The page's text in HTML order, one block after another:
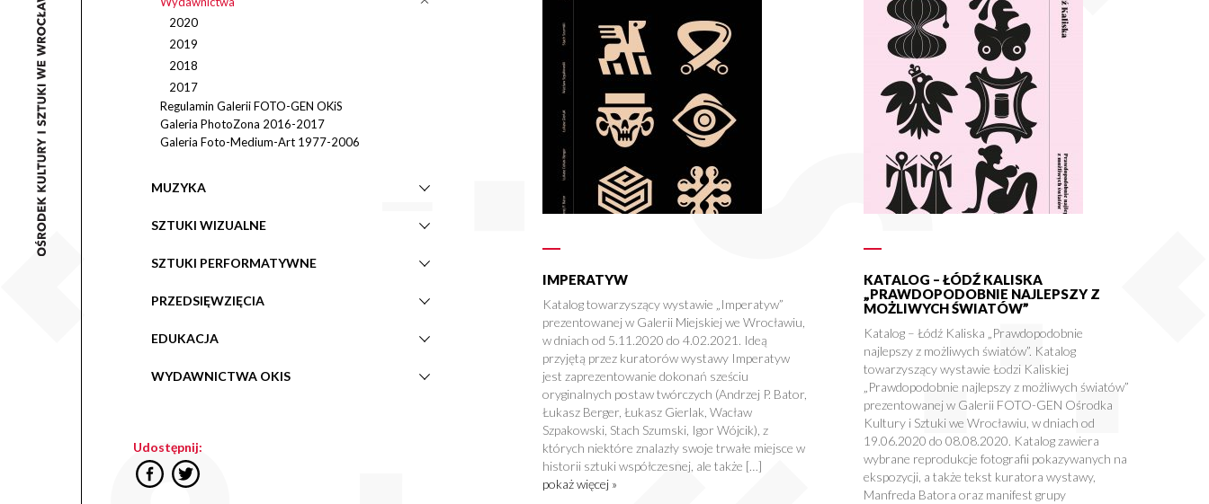
2020
2019
2018
2017
Regulamin Galerii FOTO-GEN OKiS
Galeria PhotoZona 2016-2017
Galeria Foto-Medium-Art 1977-2006
MUZYKA
SZTUKI WIZUALNE
SZTUKI PERFORMATYWNE
PRZEDSIĘWZIĘCIA
EDUKACJA
WYDAWNICTWA OKIS
Udostępnij:
IMPERATYW
Katalog towarzyszący wystawie „Imperatyw”
prezentowanej w Galerii Miejskiej we Wrocławiu,
w dniach od 5.11.2020 do 4.02.2021. Ideą
przyjętą przez kuratorów wystawy Imperatyw
jest zaprezentowanie dokonań sześciu
oryginalnych postaw twórczych (Andrzej P. Bator,
Łukasz Berger, Łukasz Gierlak, Wacław
Szpakowski, Stach Szumski, Igor Wójcik), z
których niektóre znalazły swoje trwałe miejsce w
historii sztuki współczesnej, ale także […]
pokaż więcej »
KATALOG – ŁÓDŹ KALISKA
„PRAWDOPODOBNIE NAJLEPSZY Z
MOŻLIWYCH ŚWIATÓW”
Katalog – Łódź Kaliska „Prawdopodobnie
najlepszy z możliwych światów”. Katalog
towarzyszący wystawie Łodzi Kaliskiej
„Prawdopodobnie najlepszy z możliwych światów”
prezentowanej w Galerii FOTO-GEN Ośrodka
Kultury i Sztuki we Wrocławiu, w dniach od
19.06.2020 do 08.08.2020. Katalog zawiera
wybrane reprodukcje fotografii pokazywanych na
ekspozycji, a także tekst kuratora wystawy,
Manfreda Batora oraz manifest grupy